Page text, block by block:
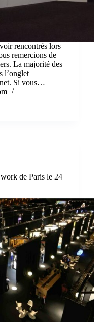
rencontrés lors
remercions de
La majorité des
l’onglet
Si vous…
de Paris le 24